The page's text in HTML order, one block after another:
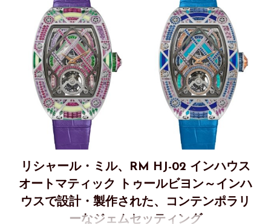
リシャール・ミル、RM HJ-02 インハウス
オートマティック トゥールビヨン～インハ
ウスで設計・製作された、コンテンポラリ
ーなジェムセッティング